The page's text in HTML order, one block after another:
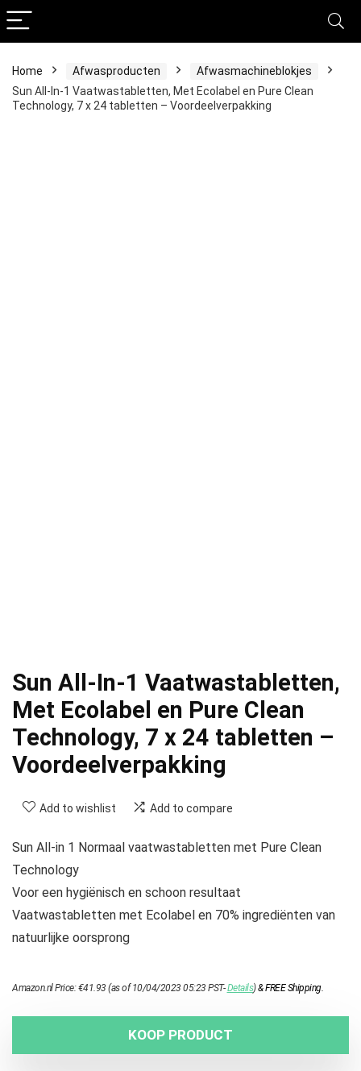
Home Afwasproducten
Afwasmachineblokjes
Sun All-In-1 Vaatwastabletten, Met Ecolabel en Pure Clean
Technology, 7 x 24 tabletten – Voordeelverpakking
Sun All-In-1 Vaatwastabletten,
Met Ecolabel en Pure Clean
Technology, 7 x 24 tabletten –
Voordeelverpakking
Add to wishlist Add to compare
Sun All-in 1 Normaal vaatwastabletten met Pure Clean
Technology
Voor een hygiënisch en schoon resultaat
Vaatwastabletten met Ecolabel en 70% ingrediënten van
natuurlijke oorsprong
Amazon.nl Price:€41.93 (as of 10/04/2023 05:23 PST-Details)&FREE Shipping.
KOOP PRODUCT